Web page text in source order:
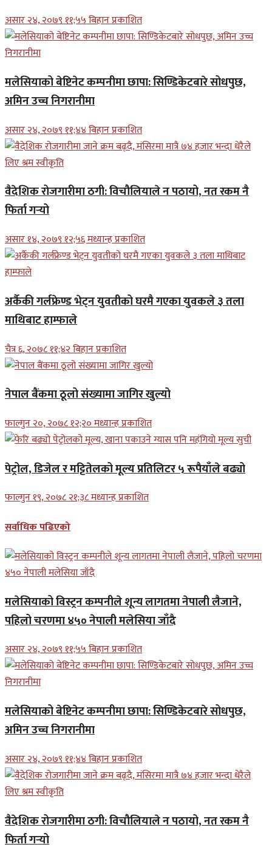
असार २४, २०७९ ११;५५ बिहान प्रकाशित
मलेसियाको बेष्टिनेट कम्पनीमा छापा: सिण्डिकेटबारे सोधपुछ,
अमिन उच्च निगरानीमा
असार २४, २०७९ ११;४४ बिहान प्रकाशित
वैदेशिक रोजगारीमा ठगी: विचौलियाले न पठायो, नत रकम नै
फिर्ता गर्‍यो
असार १४, २०७९ १२;५६ मध्यान्ह प्रकाशित
अर्कैकी गर्लफ्रेण्ड भेट्न युवतीको घरमै गएका युवकले ३ तला
माथिबाट हाम्फाले
चैत्र ६, २०७८ ११;४२ बिहान प्रकाशित
नेपाल बैंकमा ठूलो संख्यामा जागिर खुल्यो
फाल्गुन २०, २०७८ १२;२० मध्यान्ह प्रकाशित
पेट्रोल, डिजेल र मट्टितेलको मूल्य प्रतिलिटर ५ रूपैयाँले बढ्यो
फाल्गुन १९, २०७८ २१;३८ मध्यान्ह प्रकाशित
सर्वाधिक पढिएको
मलेसियाको विस्ट्रन कम्पनीले शून्य लागतमा नेपाली लैजाने,
पहिलो चरणमा ४५० नेपाली मलेसिया जाँदै
असार २४, २०७९ ११;५५ बिहान प्रकाशित
मलेसियाको बेष्टिनेट कम्पनीमा छापा: सिण्डिकेटबारे सोधपुछ,
अमिन उच्च निगरानीमा
असार २४, २०७९ ११;४४ बिहान प्रकाशित
वैदेशिक रोजगारीमा ठगी: विचौलियाले न पठायो, नत रकम नै
फिर्ता गर्‍यो